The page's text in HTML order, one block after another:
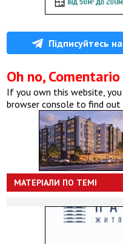
Підписуйтесь
Oh no,
If you own this website,
browser console to find out
МАТЕРІАЛИ ПО ТЕМІ